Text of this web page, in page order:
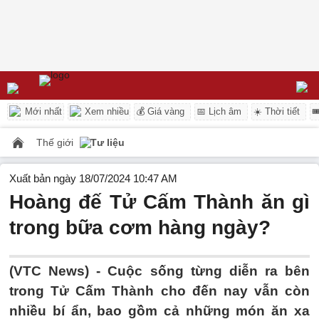
Mới nhất Xem nhiều 💰 Giá vàng 📅 Lịch âm ☀️ Thời tiết
Thế giới Tư liệu
Xuất bản ngày 18/07/2024 10:47 AM
Hoàng đế Tử Cấm Thành ăn gì
trong bữa cơm hàng ngày?
(VTC News) -Cuộc sống từng diễn ra bên
trong Tử Cấm Thành cho đến nay vẫn còn
nhiều bí ẩn, bao gồm cả những món ăn xa